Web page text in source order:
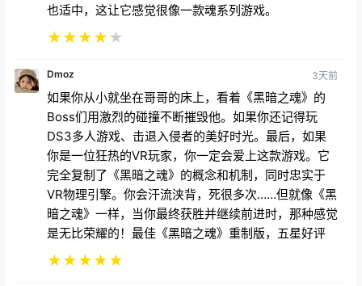
也适中，这让它感觉很像一款魂系列游戏。
★★★★★
Dmoz 3天前
如果你从小就坐在哥哥的床上，看着《黑暗之魂》的
Boss们用激烈的碰撞不断摧毁他。如果你还记得玩
DS3多人游戏、击退入侵者的美好时光。最后，如果
你是一位狂热的VR玩家，你一定会爱上这款游戏。它
完全复制了《黑暗之魂》的概念和机制，同时忠实于
VR物理引擎。你会汗流浃背，死很多次……但就像《黑
暗之魂》一样，当你最终获胜并继续前进时，那种感觉
是无比荣耀的！最佳《黑暗之魂》重制版，五星好评
★★★★★